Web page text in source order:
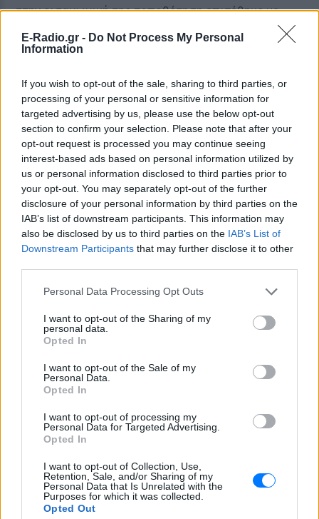
E-Radio.gr - Do Not Process My Personal
Information
If you wish to opt-out of the sale, sharing to third parties, or
processing of your personal or sensitive information for
targeted advertising by us, please use the below opt-out
section to confirm your selection. Please note that after your
opt-out request is processed you may continue seeing
interest-based ads based on personal information utilized by
us or personal information disclosed to third parties prior to
your opt-out. You may separately opt-out of the further
disclosure of your personal information by third parties on the
IAB’s list of downstream participants. This information may
also be disclosed by us to third parties on the IAB’s List of
Downstream Participants that may further disclose it to other
Personal Data Processing Opt Outs
I want to opt-out of the Sharing of my
personal data.
Opted In
I want to opt-out of the Sale of my
Personal Data.
Opted In
I want to opt-out of processing my
Personal Data for Targeted Advertising.
Opted In
I want to opt-out of Collection, Use,
Retention, Sale, and/or Sharing of my
Personal Data that Is Unrelated with the
Purposes for which it was collected.
Opted Out
στην εισαγωγική της τοποθέτηση επιτέθηκε με
σφοδρότητα κατά του κ. Γιούνκερ με αφορμή τις
τελευταίες του δηλώσεις για τις
«Ο κ. Γιούνκερ αξιώνει την υποταγή του λαού», είπε
η πρόεδρος της Βουλής και πρόσθεσε σε ακόμη
υψηλότερους τόνους: «Παρασιωπά ότι επί
πρωθυπουργίας του συγκροτήθηκε ένα
σκανδαλώδες πλαίσιο φοροδιαφυγής που
προσφάτως αποκαλύφθηκε με τα Luxleaks και
επέτρεψε σε εκατοντάδες επιχειρήσεις –πολλές
δραστηριοποιούνται στην Ελλάδα– να
φοροδιαφεύγουν. Αποτέλεσμα η απώλεια
«Με ποιο ηθικό επιχείρημα και νομιμοποίηση
επιχειρείται να κανοναρχηθεί ένας λαός που δεν
έφταιξε, να υποταχθεί στο όνομα του χρέους που
διόγκωσαν οι ίδιοι εκείνοι που αναλαμβάνουν να
υποδείξουν τους τρόπους αποπληρωμής τους;»
Το «παρών» στην παρουσίαση των προκαταρκτικών
όπως προαναφέρθηκε, ο κ. Τσίπρας, με την κυρία
Κωνσταντοπούλου να τον προσφωνεί και να τον
ευχαριστεί για την τιμητική του παρουσία.